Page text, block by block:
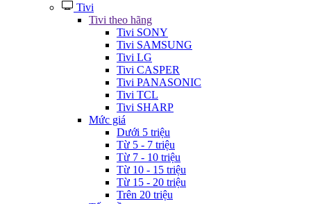
Tivi
Tivi theo hãng
Tivi SONY
Tivi SAMSUNG
Tivi LG
Tivi CASPER
Tivi PANASONIC
Tivi TCL
Tivi SHARP
Mức giá
Dưới 5 triệu
Từ 5 - 7 triệu
Từ 7 - 10 triệu
Từ 10 - 15 triệu
Từ 15 - 20 triệu
Trên 20 triệu